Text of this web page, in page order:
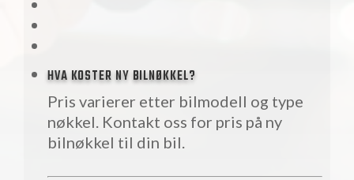
HVA KOSTER NY BILNØKKEL?
Pris varierer etter bilmodell og type
nøkkel. Kontakt oss for pris på ny
bilnøkkel til din bil.